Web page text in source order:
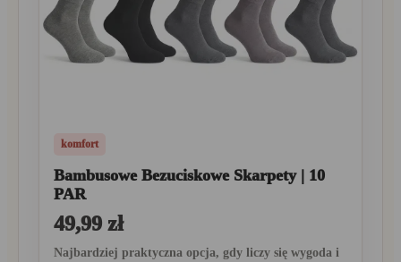
komfort
Bambusowe Bezuciskowe Skarpety | 10
PAR
49,99 zł
Najbardziej praktyczna opcja, gdy liczy się wygoda i